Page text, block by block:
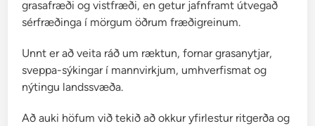
m
s
s
n
r
grasafræði og vistfræði, en getur jafnframt útvegað
sérfræðinga í mörgum öðrum fræðigreinum.
Unnt er að veita ráð um ræktun, fornar grasanytjar,
sveppa-sýkingar í mannvirkjum, umhverfismat og
nýtingu landssvæða.
Að auki höfum við tekið að okkur yfirlestur ritgerða og